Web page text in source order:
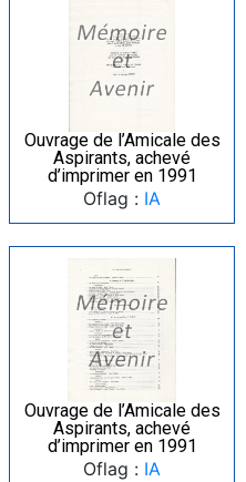
Ouvrage de l’Amicale des
Aspirants, achevé
d’imprimer en 1991
Oflag : IA
Ouvrage de l’Amicale des
Aspirants, achevé
d’imprimer en 1991
Oflag : IA